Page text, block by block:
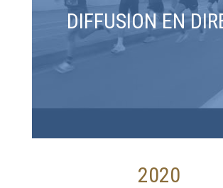
DIFFUSION EN
2020